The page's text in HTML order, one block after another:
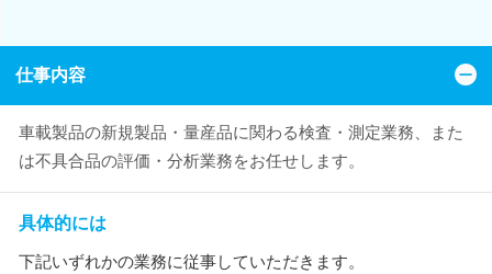
仕事内容
車載製品の新規製品・量産品に関わる検査・測定業務、また
は不具合品の評価・分析業務をお任せします。
具体的には
下記いずれかの業務に従事していただきます。